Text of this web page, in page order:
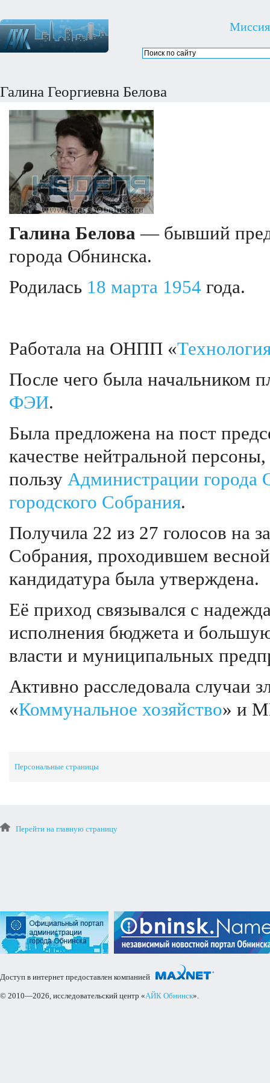
Миссия
Галина Георгиевна Белова
Галина Белова — бывший
города Обнинска.
Родилась 18 марта 1954 года.
Работала на ОНПП «
После чего была начальником
ФЭИ.
Была предложена на пост
качестве нейтральной
пользу Администрации города
городского Собрания.
Получила 22 из 27 голосов на
Собрания, проходившем
кандидатура была утверждена.
Её приход связывался с
исполнения бюджета и
власти и муниципальных
Активно расследовала случаи
«Коммунальное хозяйство» и
Персональные страницы
Перейти на главную страницу
Доступ в интернет предоставлен компанией
© 2010—2026, исследовательский центр «АЙК Обнинск».